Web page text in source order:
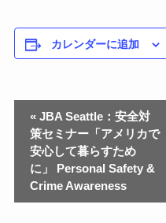
カレンダーに追加
«JBA Seattle：安全対
策セミナー「アメリカで
安心して暮らすため
に」 Personal Safety &
Crime Awareness